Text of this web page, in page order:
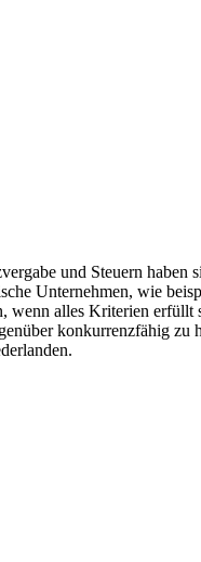
und Steuern
Unternehmen, wie
wenn alles Kriterien
konkurrenzfähig